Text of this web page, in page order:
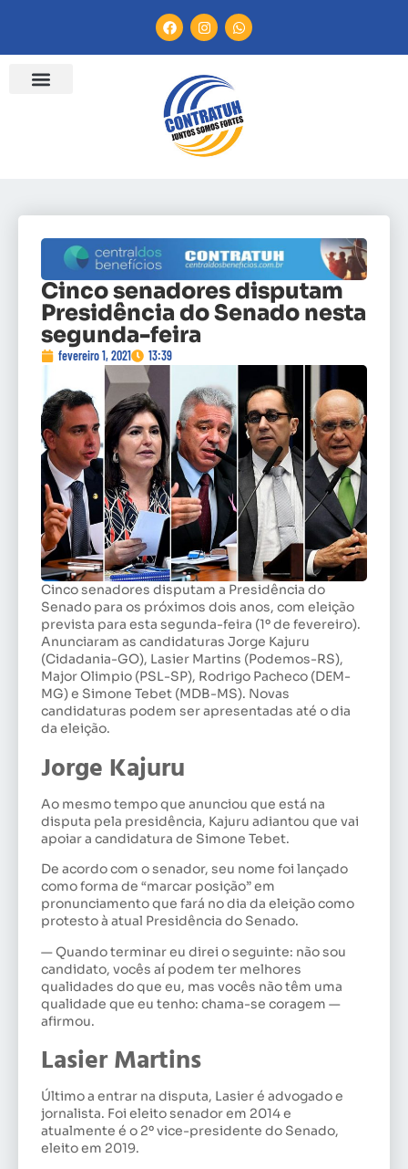
Cinco senadores disputam
Presidência do Senado nesta
segunda-feira
fevereiro 1, 2021 13:39
Cinco senadores disputam a Presidência do
Senado para os próximos dois anos, com eleição
prevista para esta segunda-feira (1º de fevereiro).
Anunciaram as candidaturas Jorge Kajuru
(Cidadania-GO), Lasier Martins (Podemos-RS),
Major Olimpio (PSL-SP), Rodrigo Pacheco (DEM-
MG) e Simone Tebet (MDB-MS). Novas
candidaturas podem ser apresentadas até o dia
da eleição.
Jorge Kajuru
Ao mesmo tempo que anunciou que está na
disputa pela presidência, Kajuru adiantou que vai
apoiar a candidatura de Simone Tebet.
De acordo com o senador, seu nome foi lançado
como forma de “marcar posição” em
pronunciamento que fará no dia da eleição como
protesto à atual Presidência do Senado.
— Quando terminar eu direi o seguinte: não sou
candidato, vocês aí podem ter melhores
qualidades do que eu, mas vocês não têm uma
qualidade que eu tenho: chama-se coragem —
afirmou.
Lasier Martins
Último a entrar na disputa, Lasier é advogado e
jornalista. Foi eleito senador em 2014 e
atualmente é o 2º vice-presidente do Senado,
eleito em 2019.